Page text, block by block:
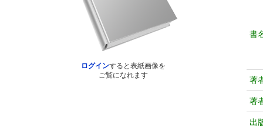
ログインすると表紙画像を
ご覧になれます
書
著
著
出